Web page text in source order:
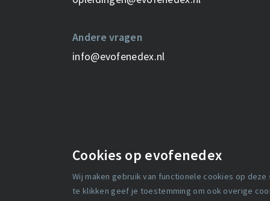
Cookies op evofenedex
Wij maken gebruik van functionele cookies op
te klikken geef je toestemming om ook overige
Andere vragen
info@evofenedex.nl
Media Over ons